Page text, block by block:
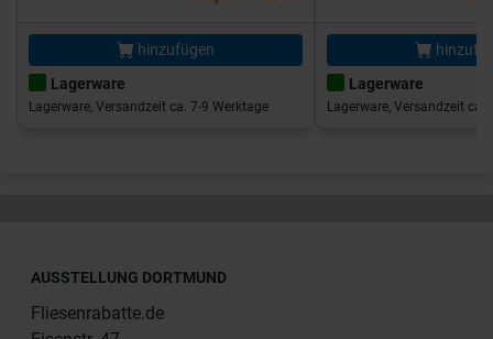
hinzufügen
Lagerware
Lagerware, Versandzeit ca. 7-9 Werktage
Lagerware
Lagerware, Versandzeit ca.
AUSSTELLUNG DORTMUND
Fliesenrabatte.de